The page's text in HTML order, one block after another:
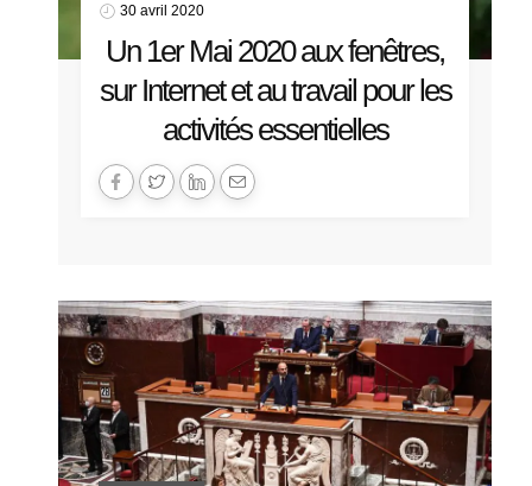
30 avril 2020
Un 1er Mai 2020 aux fenêtres,
sur Internet et au travail pour les
activités essentielles